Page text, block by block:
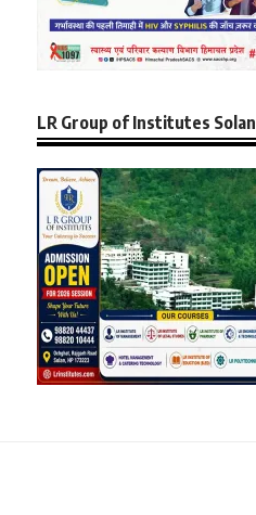
LR Group of Institutes Solan